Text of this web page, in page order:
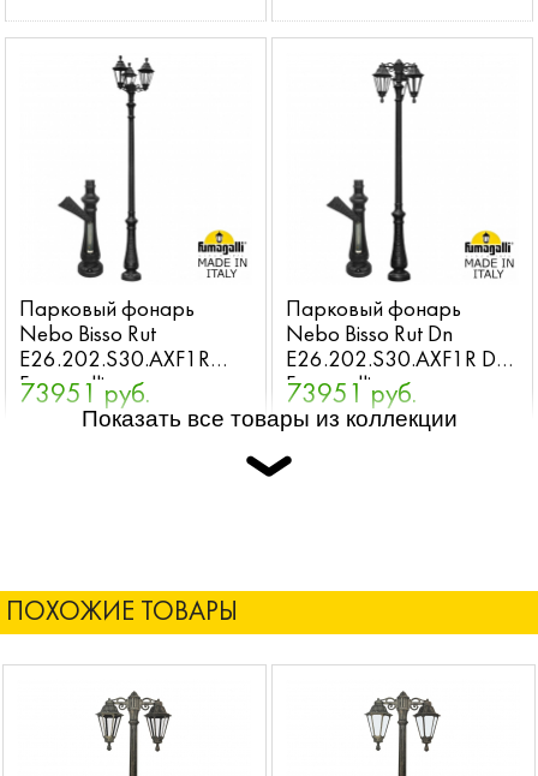
Парковый фонарь
Nebo Bisso Rut
E26.202.S30.AXF1R
Fumagalli
73951 руб.
Парковый фонарь
Nebo Bisso Rut Dn
E26.202.S30.AXF1R DN
Fumagalli
73951 руб.
Показать все товары из коллекции
ПОХОЖИЕ ТОВАРЫ